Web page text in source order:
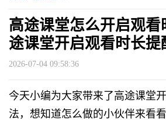
高途课堂怎么开启观看
途课堂开启观看时长提
2026-07-04 09:58:36
今天小编为大家带来了高途课堂
法，想知道怎么做的小伙伴来看